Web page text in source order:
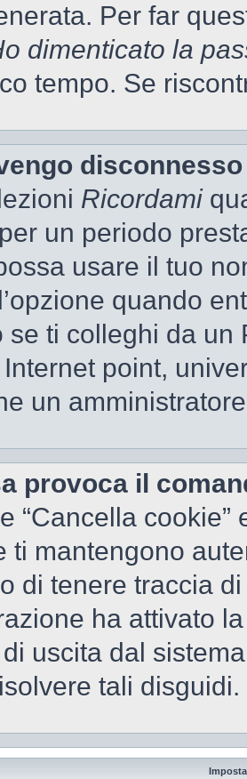
Per far
dimenticato la
tempo. Se
Ricordami
un periodo
usare il tuo
quando
se ti colleghi da un
point,
un
provoca il
“Cancella
ti mantengono
di tenere traccia
ha attivato
uscita dal
tali disguidi.